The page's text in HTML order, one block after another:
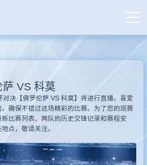
德甲直播
足球直播
萨 VS 科莫
决【佛罗伦萨 VS 科莫】将进行直播。喜爱
确保不错过这场精彩的比赛。为了您的观赛
比赛列表、两队的历史交锋记录和赛程安
点，敬请关注。